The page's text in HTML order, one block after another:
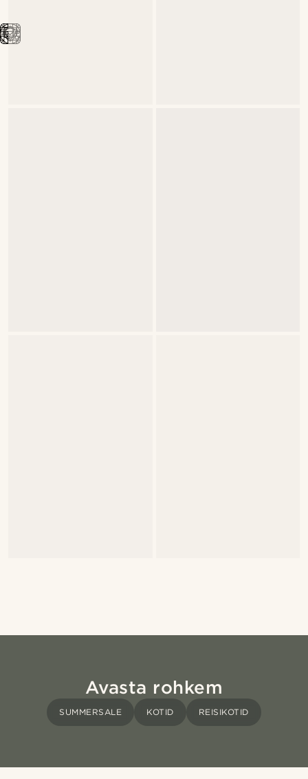
Avasta rohkem
SUMMERSALE KOTID REISIKOTID